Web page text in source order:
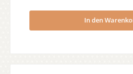
In den